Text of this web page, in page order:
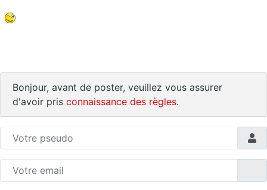
Bonjour, avant de poster, veuillez vous assurer
d'avoir pris connaissance des règles.